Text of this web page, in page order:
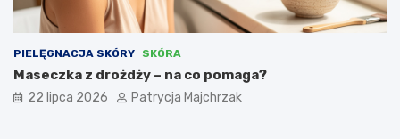
PIELĘGNACJA SKÓRY SKÓRA
Maseczka z drożdży – na co pomaga?
22 lipca 2026 Patrycja Majchrzak